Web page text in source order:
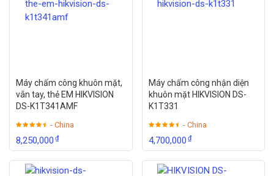
Máy chấm công khuôn mặt,
vân tay, thẻ EM HIKVISION
DS-K1T341AMF
- China
8,250,000₫
Máy chấm công nhận diện
khuôn mặt HIKVISION DS-
K1T331
- China
4,700,000₫